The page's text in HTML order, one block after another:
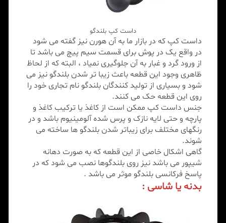
داست کپ بلندگو
داست کپ که در بازار ما به آن هورن نیز گفته می شود
در واقع یک در پوش برای قسمت سیم پیچ می باشد تا
از ورود گرد و غبار به آن جلوگیری نمیاد ، البته که از لحاظ
ظاهری وجود این قطعه باعث زیبا تر شدن بلندگو نیز می
شود و بسیاری از تولید کنندگان بلندگو نام تجاری خود را
روی این قطعه حک می کنند.
جنس داست کپ ممکن است از کاغذ یا ترکیب کاغذ و
پارچه و حتی لایه نازک و پرس شده آلومینیوم باشد و در
رنگهای مختلف برای زیباتر شدن بلندگو ها ساخته می
شوند.
گاهی اشکال خاصی از این قطعه که به صورت دهانه
شیپور می باشد نیز روی بلندگوها نصب می شود که در
پاسخ فرکانسی بلندگو موثر می باشد .
بدنه یا شاسی :